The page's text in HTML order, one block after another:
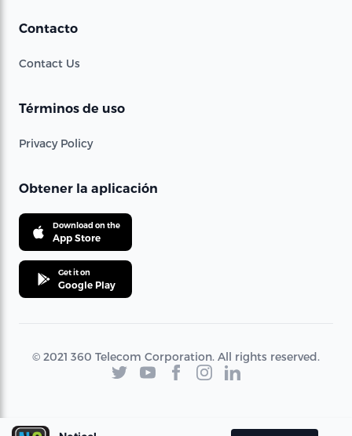
Contacto
Contact Us
Términos de uso
Privacy Policy
Obtener la aplicación
Download on the
App Store
Get it on
Google Play
© 2021 360 Telecom Corporation. All rights reserved.